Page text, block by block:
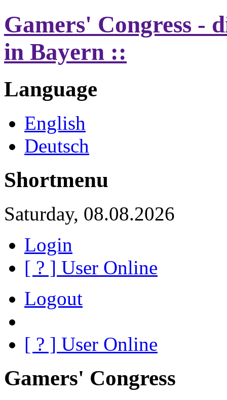
Gamers' Congress -
in Bayern ::
Language
English
Deutsch
Shortmenu
Saturday, 08.08.2026
Login
[ ? ] User Online
Logout
[ ? ] User Online
Gamers' Congress